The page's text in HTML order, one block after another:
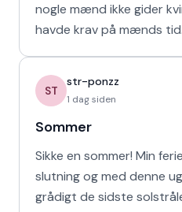
nogle mænd ikke gider
havde krav på mænds tid. Hver gang synes jeg,
ST
str-ponzz
1 dag siden
Sommer
Sikke en sommer! Min
slutning og med denne
grådigt de sidste